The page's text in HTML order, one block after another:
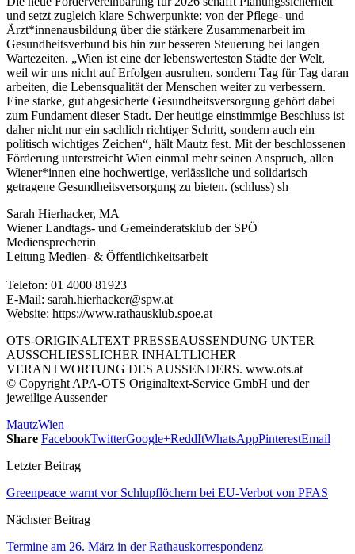
und setzt zugleich klare Schwerpunkte: von der Pflege- und
Ärzt*innenausbildung über die stärkere Zusammenarbeit im
Gesundheitsverbund bis hin zur besseren Steuerung bei langen
Wartezeiten. „Wien ist eine der lebenswertesten Städte der Welt,
weil wir uns nicht auf Erfolgen ausruhen, sondern Tag für Tag daran
arbeiten, die Lebensqualität der Menschen weiter zu verbessern.
Eine starke, gut abgesicherte Gesundheitsversorgung gehört dabei
zum Fundament dieser Stadt. Der heutige einstimmige Beschluss ist
daher nicht nur ein sachlich richtiger Schritt, sondern auch ein
politisch wichtiges Zeichen“, hält Mautz fest. Mit der beschlossenen
Förderung unterstreicht Wien einmal mehr seinen Anspruch, allen
Wiener*innen eine hochwertige, verlässliche und solidarisch
getragene Gesundheitsversorgung zu bieten. (schluss) sh
Sarah Hierhacker, MA
Wiener Landtags- und Gemeinderatsklub der SPÖ
Mediensprecherin
Leitung Medien- & Öffentlichkeitsarbeit
Telefon: 01 4000 81923
E-Mail: sarah.hierhacker@spw.at
Website: https://www.rathausklub.spoe.at
OTS-ORIGINALTEXT PRESSEAUSSENDUNG UNTER
AUSSCHLIESSLICHER INHALTLICHER
VERANTWORTUNG DES AUSSENDERS. www.ots.at
© Copyright APA-OTS Originaltext-Service GmbH und der
jeweilige Aussender
MautzWien
Share FacebookTwitterGoogle+ReddItWhatsAppPinterestEmail
Letzter Beitrag
Greenpeace warnt vor Schlupflöchern bei EU-Verbot von PFAS
Nächster Beitrag
Termine am 26. März in der Rathauskorrespondenz